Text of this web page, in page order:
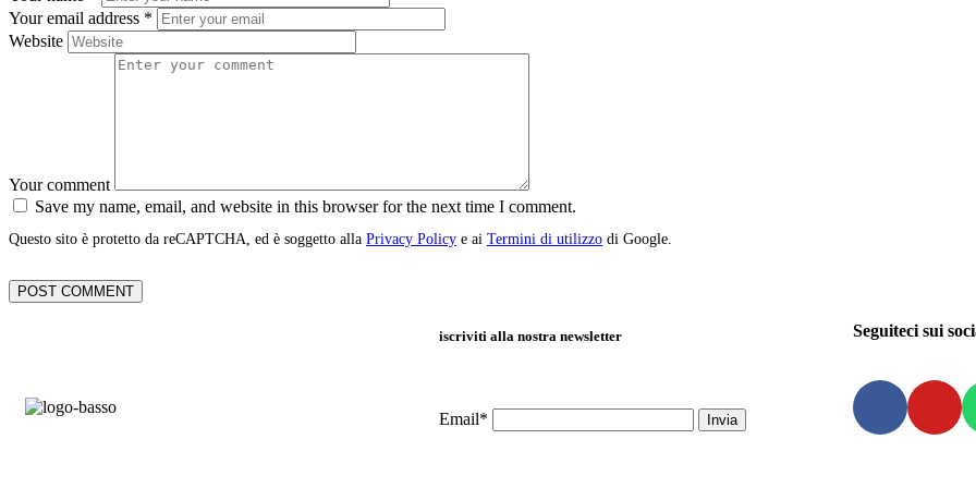
Your email address *
Website
Your comment
Save my name, email, and website in this browser for the next time I comment.
Questo sito è protetto da reCAPTCHA, ed è soggetto alla Privacy Policy e ai Termini di utilizzo di Google.
iscriviti alla nostra newsletter
Email*
Seguiteci sui